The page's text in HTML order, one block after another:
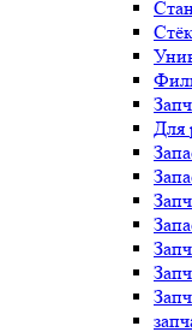
Для